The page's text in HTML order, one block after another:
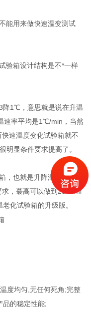
用来做快速温变测试
箱设计结构是不*一样
1℃，意思就是说在升温
速率平均是1℃/min，当然
速温度变化试验箱就不
显条件要求提高了。
也就是升降温速率非常
，蕞高可以做到25℃/mi
化试验箱的升级版。
度均匀,无任何死角;完整
品的稳定性能;